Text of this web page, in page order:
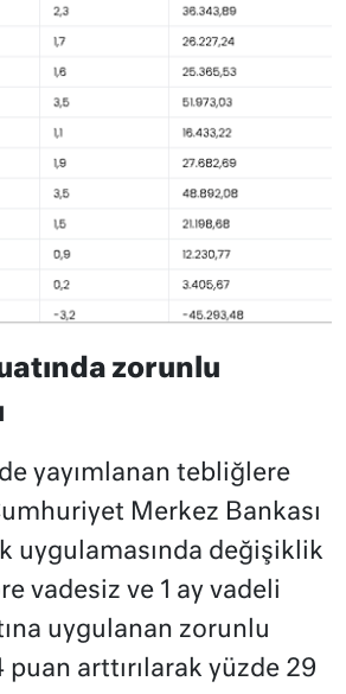
zorunlu
yayımlanan tebliğlere
Merkez Bankası
uygulamasında değişiklik
vadesiz ve 1 ay vadeli
uygulanan zorunlu
puan arttırılarak yüzde 29